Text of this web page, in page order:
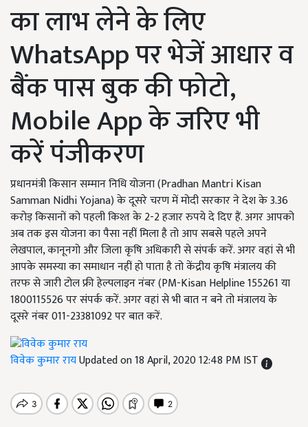
का लाभ लेने के लिए
WhatsApp पर भेजें आधार व
बैंक पास बुक की फोटो,
Mobile App के जरिए भी
करें पंजीकरण
प्रधानमंत्री किसान सम्मान निधि योजना (Pradhan Mantri Kisan
Samman Nidhi Yojana) के दूसरे चरण में मोदी सरकार ने देश के 3.36
करोड़ किसानों को पहली किश्त के 2-2 हजार रुपये दे दिए हैं. अगर आपको
अब तक इस योजना का पैसा नहीं मिला है तो आप सबसे पहले अपने
लेखपाल, कानूनगो और जिला कृषि अधिकारी से संपर्क करें. अगर वहां से भी
आपके समस्या का समाधान नहीं हो पाता है तो केंद्रीय कृषि मंत्रालय की
तरफ से जारी टोल फ्री हेल्पलाइन नंबर (PM-Kisan Helpline 155261 या
1800115526 पर संपर्क करें. अगर वहां से भी बात न बने तो मंत्रालय के
दूसरे नंबर 011-23381092 पर बात करें.
विवेक कुमार रायUpdated on 18 April, 2020 12:48 PM IST